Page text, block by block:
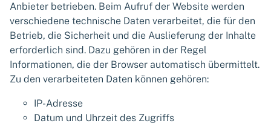
Anbieter betrieben. Beim Aufruf der Website werden
verschiedene technische Daten verarbeitet, die für den
Betrieb, die Sicherheit und die Auslieferung der Inhalte
erforderlich sind. Dazu gehören in der Regel
Informationen, die der Browser automatisch übermittelt.
Zu den verarbeiteten Daten können gehören:
IP-Adresse
Datum und Uhrzeit des Zugriffs